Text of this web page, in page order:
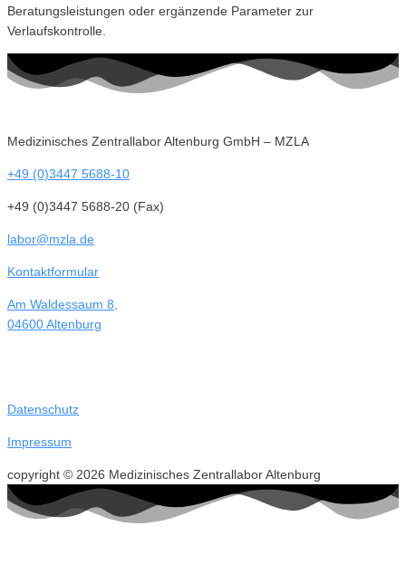
Beratungsleistungen oder ergänzende Parameter zur
Verlaufskontrolle.
Medizinisches Zentrallabor Altenburg GmbH – MZLA
+49 (0)3447 5688-10
+49 (0)3447 5688-20 (Fax)
labor@mzla.de
Kontaktformular
Am Waldessaum 8,
04600 Altenburg
Datenschutz
Impressum
copyright © 2026 Medizinisches Zentrallabor Altenburg